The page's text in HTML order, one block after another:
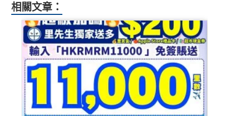
相關文章：